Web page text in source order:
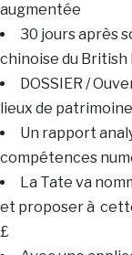
augmentée
30 jours après
chinoise du British
DOSSIER /
lieux de
Un rapport
compétences
La Tate va
et proposer à
£